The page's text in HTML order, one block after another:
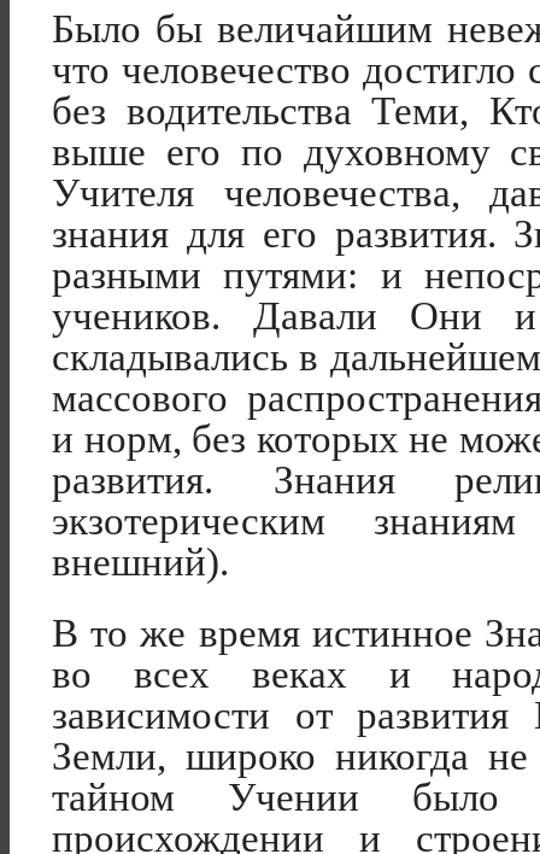
Было бы величайшим
что человечество достигло
без водительства Теми,
выше его по духовному
Учителя человечества,
знания для его развития.
разными путями: и
учеников. Давали Они
складывались в
массового
и норм, без которых не
развития. Знания
экзотерическим
внешний).
В то же время истинное
во всех веках и
зависимости от
Земли, широко никогда не
тайном Учении было
происхождении и